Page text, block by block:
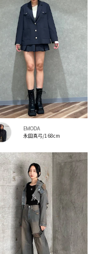
EMODA
永田真弓/168cm